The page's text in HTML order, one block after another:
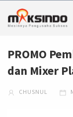
PROMO
dan Mixer
CHUSNUL